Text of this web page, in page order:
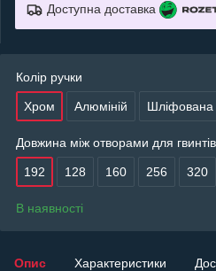
Доступна доставка
Колір ручки
Хром Алюміній Шліфована
Довжина між отворами для гвинтів
192 128 160 256 320
В наявності
Опис Характеристики